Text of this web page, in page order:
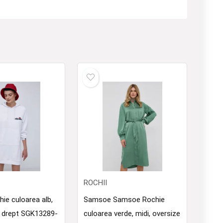
culoarea alb,
SGK13289-
ROCHII
Samsoe Samsoe Rochie
culoarea verde, midi, oversize